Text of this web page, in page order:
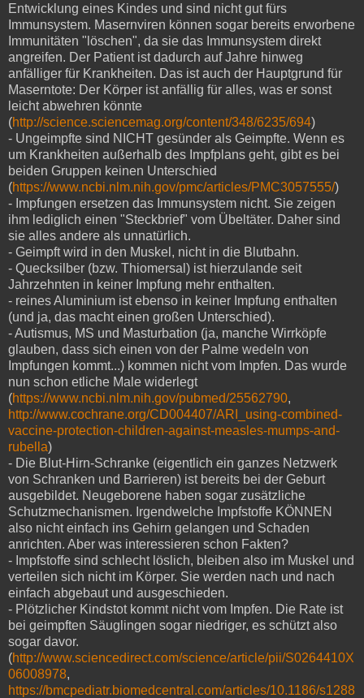
Entwicklung eines Kindes und sind nicht gut fürs
Immunsystem. Masernviren können sogar bereits erworbene
Immunitäten "löschen", da sie das Immunsystem direkt
angreifen. Der Patient ist dadurch auf Jahre hinweg
anfälliger für Krankheiten. Das ist auch der Hauptgrund für
Maserntote: Der Körper ist anfällig für alles, was er sonst
leicht abwehren könnte
(http://science.sciencemag.org/content/348/6235/694)
- Ungeimpfte sind NICHT gesünder als Geimpfte. Wenn es
um Krankheiten außerhalb des Impfplans geht, gibt es bei
beiden Gruppen keinen Unterschied
(https://www.ncbi.nlm.nih.gov/pmc/articles/PMC3057555/)
- Impfungen ersetzen das Immunsystem nicht. Sie zeigen
ihm lediglich einen "Steckbrief" vom Übeltäter. Daher sind
sie alles andere als unnatürlich.
- Geimpft wird in den Muskel, nicht in die Blutbahn.
- Quecksilber (bzw. Thiomersal) ist hierzulande seit
Jahrzehnten in keiner Impfung mehr enthalten.
- reines Aluminium ist ebenso in keiner Impfung enthalten
(und ja, das macht einen großen Unterschied).
- Autismus, MS und Masturbation (ja, manche Wirrköpfe
glauben, dass sich einen von der Palme wedeln von
Impfungen kommt...) kommen nicht vom Impfen. Das wurde
nun schon etliche Male widerlegt
(https://www.ncbi.nlm.nih.gov/pubmed/25562790,
http://www.cochrane.org/CD004407/ARI_using-combined-
vaccine-protection-children-against-measles-mumps-and-
rubella)
- Die Blut-Hirn-Schranke (eigentlich ein ganzes Netzwerk
von Schranken und Barrieren) ist bereits bei der Geburt
ausgebildet. Neugeborene haben sogar zusätzliche
Schutzmechanismen. Irgendwelche Impfstoffe KÖNNEN
also nicht einfach ins Gehirn gelangen und Schaden
anrichten. Aber was interessieren schon Fakten?
- Impfstoffe sind schlecht löslich, bleiben also im Muskel und
verteilen sich nicht im Körper. Sie werden nach und nach
einfach abgebaut und ausgeschieden.
- Plötzlicher Kindstot kommt nicht vom Impfen. Die Rate ist
bei geimpften Säuglingen sogar niedriger, es schützt also
sogar davor.
(http://www.sciencedirect.com/science/article/pii/S0264410X
06008978,
https://bmcpediatr.biomedcentral.com/articles/10.1186/s1288